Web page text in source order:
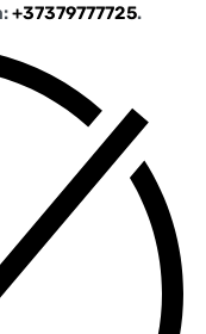
+37379777725.